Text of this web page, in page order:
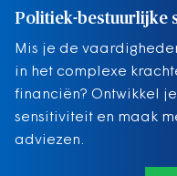
Politiek-bestuurlijke
Mis je de
in het complexe
financiën? Ontwikkel
sensitiviteit en maak
adviezen.